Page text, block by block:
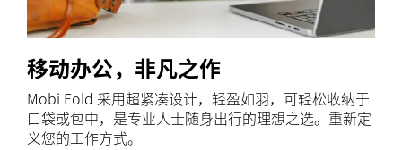
移动办公，非凡之作
Mobi Fold 采用超紧凑设计，轻盈如羽，可轻松收纳于
口袋或包中，是专业人士随身出行的理想之选。重新定
义您的工作方式。